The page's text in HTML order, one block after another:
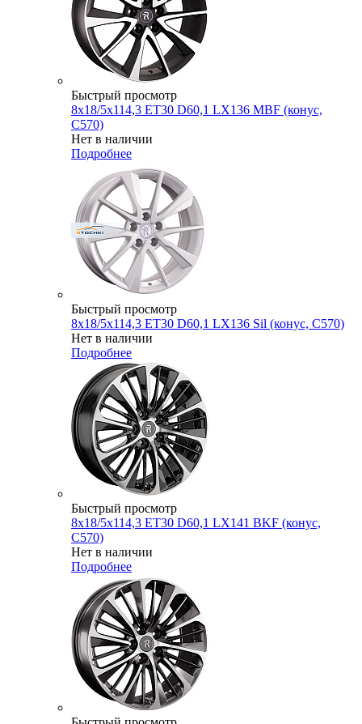
Быстрый просмотр
8x18/5x114,3 ET30 D60,1 LX136 MBF (конус,
C570)
Нет в наличии
Подробнее
Быстрый просмотр
8x18/5x114,3 ET30 D60,1 LX136 Sil (конус, C570)
Нет в наличии
Подробнее
Быстрый просмотр
8x18/5x114,3 ET30 D60,1 LX141 BKF (конус,
C570)
Нет в наличии
Подробнее